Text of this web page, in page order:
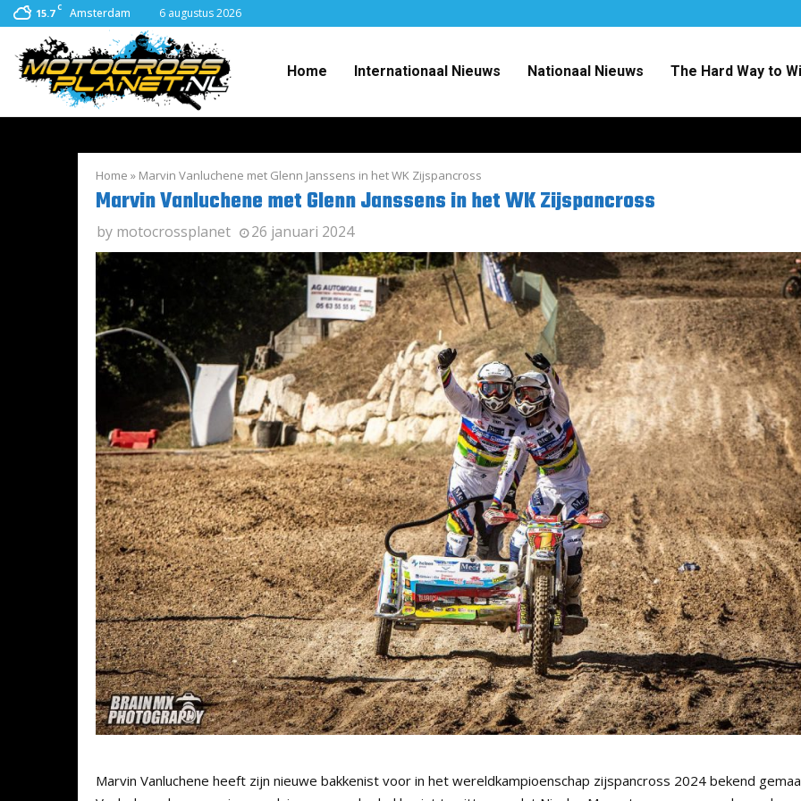
15.7 C Amsterdam 6 augustus 2026
Home Internationaal Nieuws Nationaal Nieuws The Hard Way to
Home » Marvin Vanluchene met Glenn Janssens in het WK Zijspancross
Marvin Vanluchene met Glenn Janssens in het WK Zijspancross
by motocrossplanet 26 januari 2024
Marvin Vanluchene heeft zijn nieuwe bakkenist voor in het wereldkampioenschap zijspancross 2024 bekend